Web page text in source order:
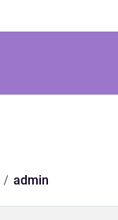
admin